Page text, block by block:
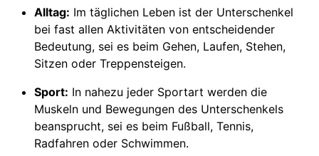
Alltag: Im täglichen Leben ist der Unterschenkel
bei fast allen Aktivitäten von entscheidender
Bedeutung, sei es beim Gehen, Laufen, Stehen,
Sitzen oder Treppensteigen.
Sport: In nahezu jeder Sportart werden die
Muskeln und Bewegungen des Unterschenkels
beansprucht, sei es beim Fußball, Tennis,
Radfahren oder Schwimmen.